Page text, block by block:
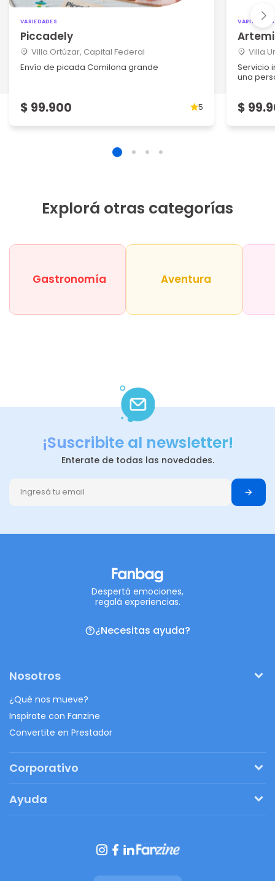
VARIEDADES
Piccadely
Villa Ortúzar, Capital Federal
Envío de picada Comilona grande
$ 99.900 5
VARIEDADES
Villa
Servicio
una
$
Explorá otras categorías
Gastronomía Aventura
¡Suscribite al newsletter!
Enterate de todas las novedades.
Despertá emociones,
regalá experiencias.
¿Necesitas ayuda?
Nosotros
¿Qué nos mueve?
Inspirate con Fanzine
Convertite en Prestador
Corporativo
Regalos originales
Ayuda
Botón de arrepentimiento